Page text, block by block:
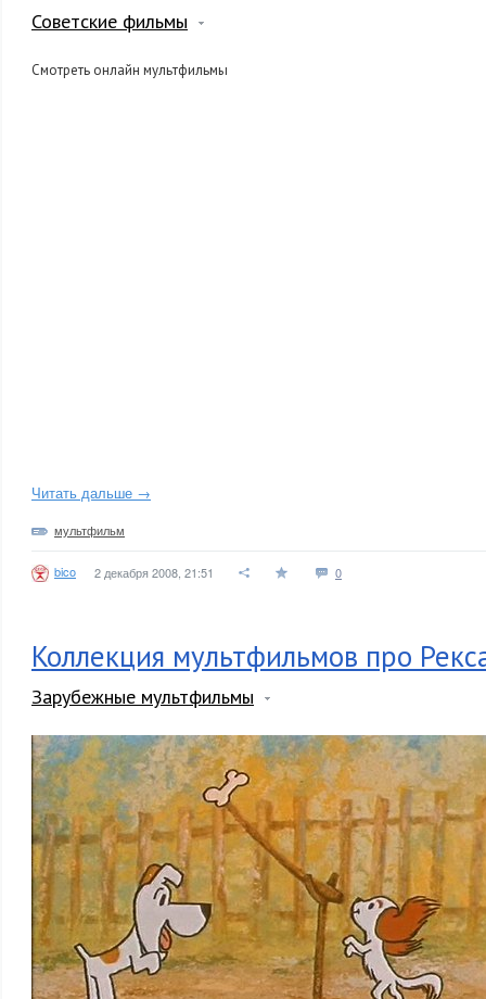
Советские фильмы
Смотреть онлайн мультфильмы
Читать дальше →
мультфильм
bico 2 декабря 2008, 21:51 0
Коллекция мультфильмов про
Зарубежные мультфильмы